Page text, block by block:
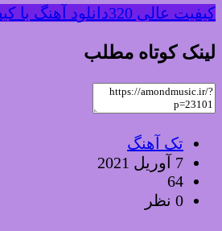
کیفیت عالی 320
دانلود آهنگ با
لینک کوتاه مطلب
تک آهنگ
7 آوریل 2021
64
0 نظر